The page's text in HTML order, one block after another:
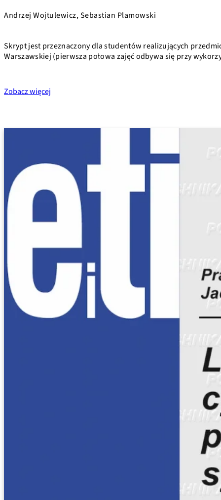
Andrzej Wojtulewicz, Sebastian Plamowski
Skrypt jest przeznaczony dla studentów realizujących
Warszawskiej (pierwsza połowa zajęć odbywa się przy
Zobacz więcej